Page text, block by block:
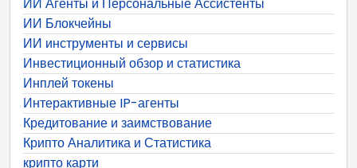
ИИ Блокчейны
ИИ инструменты и сервисы
Инвестиционный обзор и статистика
Инплей токены
Интерактивные IP-агенты
Кредитование и заимствование
Крипто Аналитика и Статистика
крипто карти